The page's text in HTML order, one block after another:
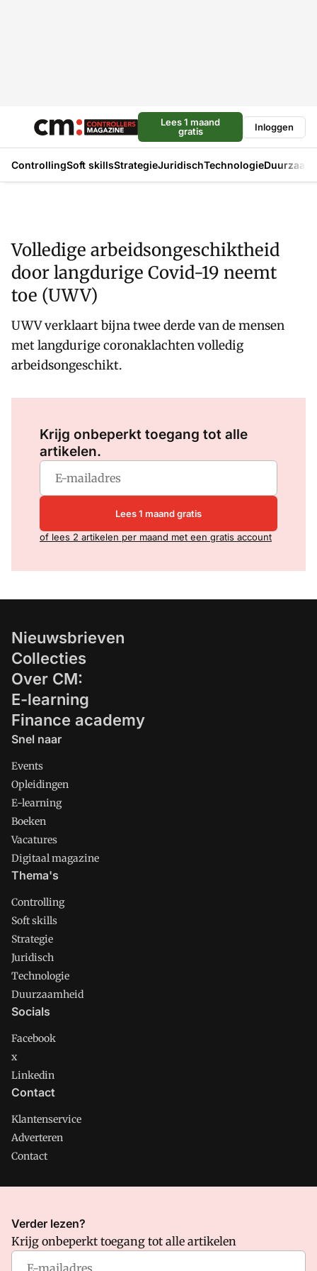
Lees 1 maand
gratis
Inloggen
ControllingSoft skillsStrategieJuridischTechnologie
Volledige arbeidsongeschiktheid
door langdurige Covid-19 neemt
toe (UWV)
UWV verklaart bijna twee derde van de mensen
met langdurige coronaklachten volledig
arbeidsongeschikt.
Krijg onbeperkt toegang tot alle
artikelen.
Lees 1 maand gratis
of lees 2 artikelen per maand met een gratis account
Nieuwsbrieven
Collecties
Over CM:
E-learning
Finance academy
Snel naar
Events
Opleidingen
E-learning
Boeken
Vacatures
Digitaal magazine
Thema's
Controlling
Soft skills
Strategie
Juridisch
Technologie
Duurzaamheid
Socials
Facebook
x
Linkedin
Contact
Klantenservice
Adverteren
Contact
CMweb is onderdeel van VMN media. Lees in
waar VMN media voor staat. Op gebruik van deze site zijn de
volgende regelingen van toepassing:Algemene Voorwaarden
Verder lezen?
Krijg onbeperkt toegang tot alle artikelen